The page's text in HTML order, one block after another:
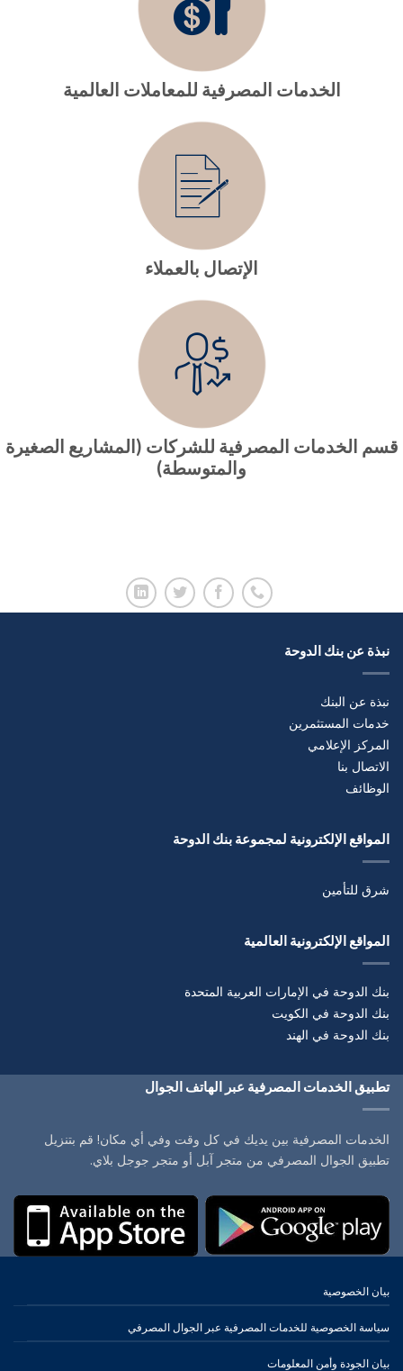
الخدمات المصرفية للمعاملات العالمية
الإتصال بالعملاء
قسم الخدمات المصرفية للشركات (المشاريع الصغيرة
والمتوسطة)
نبذة عن بنك الدوحة
نبذة عن البنك
خدمات المستثمرين
المركز الإعلامي
الاتصال بنا
الوظائف
المواقع الإلكترونية لمجموعة بنك الدوحة
شرق للتأمين
المواقع الإلكترونية العالمية
بنك الدوحة في الإمارات العربية المتحدة
بنك الدوحة في الكويت
بنك الدوحة في الهند
تطبيق الخدمات المصرفية عبر الهاتف الجوال
الخدمات المصرفية بين يديك في كل وقت وفي أي مكان! قم بتنزيل
تطبيق الجوال المصرفي من متجر آبل أو متجر جوجل بلاي.
بيان الخصوصية
سياسة الخصوصية للخدمات المصرفية عبر الجوال المصرفي
بيان الجودة وأمن المعلومات